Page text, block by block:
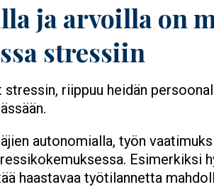
ja arvoilla on
stressiin
riippuu heidän
autonomialla, työn
Esimerkiksi
haastavaa työtilannetta